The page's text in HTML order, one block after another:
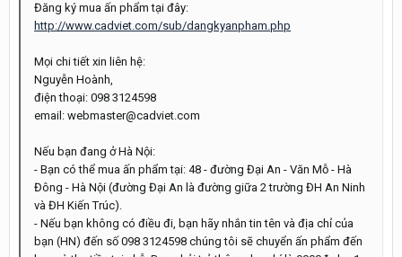
Đăng ký mua ấn phẩm tại đây:
http://www.cadviet.com/sub/dangkyanpham.php
Mọi chi tiết xin liên hệ:
Nguyễn Hoành,
điện thoại: 098 3124598
email: webmaster@cadviet.com
Nếu bạn đang ở Hà Nội:
- Bạn có thể mua ấn phẩm tại: 48 - đường Đại An - Văn Mỗ - Hà
Đông - Hà Nội (đường Đại An là đường giữa 2 trường ĐH An Ninh
và ĐH Kiến Trúc).
- Nếu bạn không có điều đi, bạn hãy nhắn tin tên và địa chỉ của
bạn (HN) đến số 098 3124598 chúng tôi sẽ chuyển ấn phẩm đến